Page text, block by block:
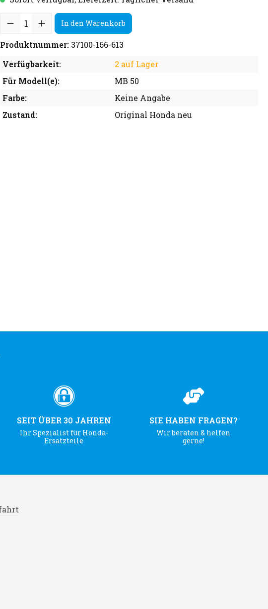
In den Warenkorb
Produktnummer: 37100-166-613
Verfügbarkeit:
2 auf Lager
Für Modell(e):
MB 50
Farbe:
Keine Angabe
Zustand:
Original Honda neu
SEIT ÜBER 30 JAHREN
Ihr Spezialist für Honda-
Ersatzteile
SIE HABEN FRAGEN?
Wir beraten & helfen
gerne!